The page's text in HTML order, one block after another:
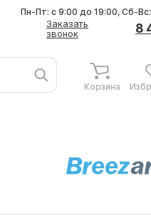
Заказать
звонок
8
Пн-Пт: с 9:00 до 19:00, Сб-
Корзина